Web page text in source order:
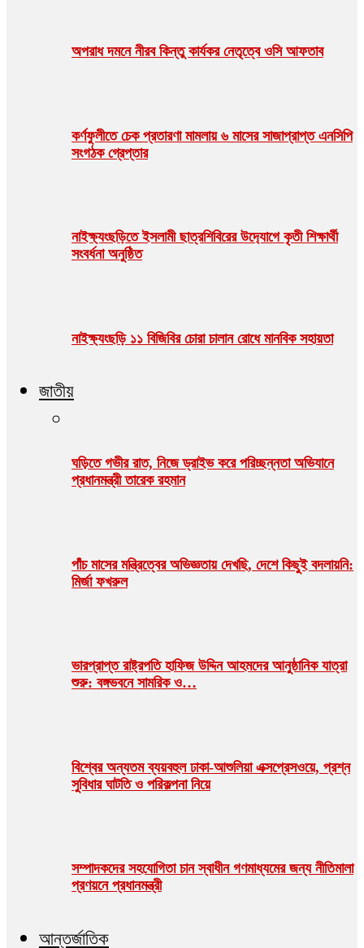
অপরাধ দমনে নীরব কিন্তু কার্যকর নেতৃত্বে ওসি আফতাব
কর্ণফুলীতে চেক প্রতারণা মামলায় ৬ মাসের সাজাপ্রাপ্ত এনসিপি
সংগঠক গ্রেপ্তার
নাইক্ষ‍‍্যংছড়িতে ইসলামী ছাত্রশিবিরের উদ‍্যোগে কৃতী শিক্ষার্থী
সংবর্ধনা অনুষ্ঠিত
নাইক্ষ্যংছড়ি ১১ বিজিবির চোরা চালান রোধে মানবিক সহায়তা
জাতীয়
ঘড়িতে গভীর রাত, নিজে ড্রাইভ করে পরিচ্ছন্নতা অভিযানে
প্রধানমন্ত্রী তারেক রহমান
পাঁচ মাসের মন্ত্রিত্বের অভিজ্ঞতায় দেখছি, দেশে কিছুই বদলায়নি:
মির্জা ফখরুল
ভারপ্রাপ্ত রাষ্ট্রপতি হাফিজ উদ্দিন আহমদের আনুষ্ঠানিক যাত্রা
শুরু: বঙ্গভবনে সামরিক ও…
বিশ্বের অন্যতম ব্যয়বহুল ঢাকা-আশুলিয়া এক্সপ্রেসওয়ে, প্রশ্ন
সুবিধার ঘাটতি ও পরিকল্পনা নিয়ে
সম্পাদকদের সহযোগিতা চান স্বাধীন গণমাধ্যমের জন্য নীতিমালা
প্রণয়নে প্রধানমন্ত্রী
আন্তর্জাতিক